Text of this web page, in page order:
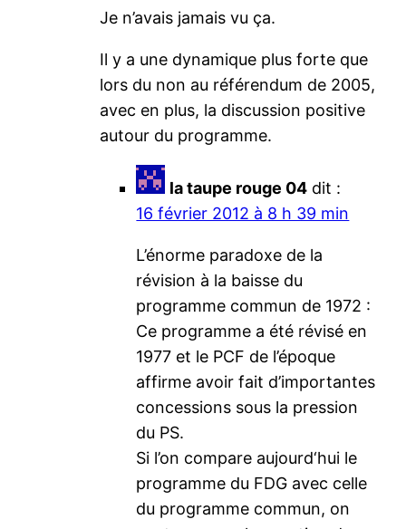
Je n’avais jamais vu ça.
Il y a une dynamique plus forte que
lors du non au référendum de 2005,
avec en plus, la discussion positive
autour du programme.
la taupe rouge 04 dit :
16 février 2012 à 8 h 39 min
L’énorme paradoxe de la
révision à la baisse du
programme commun de 1972 :
Ce programme a été révisé en
1977 et le PCF de l’époque
affirme avoir fait d’importantes
concessions sous la pression
du PS.
Si l’on compare aujourd‘hui le
programme du FDG avec celle
du programme commun, on